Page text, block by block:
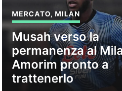
MERCATO, MILAN
Musah verso la
permanenza al
Amorim pronto a
trattenerlo